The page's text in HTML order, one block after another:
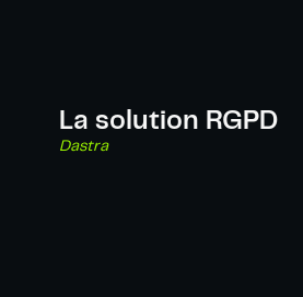
La solution RGPD
Dastra